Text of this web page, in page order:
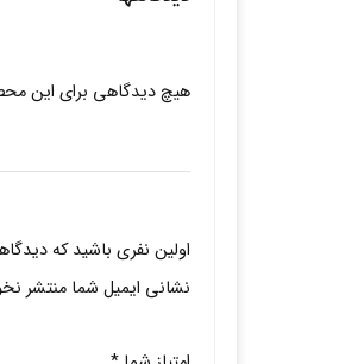
هیچ دیدگاهی برای این
اولین نفری باشید که
نشانی ایمیل شما منتشر